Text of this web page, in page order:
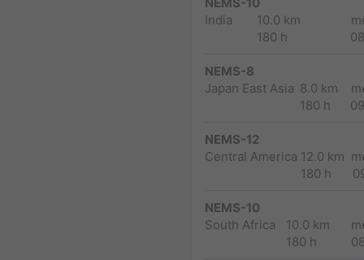
NEMS-10
India
10.0 km
180 h
NEMS-8
Japan East Asia 8.0 km
180 h
NEMS-12
Central America 12.0 km
180 h
NEMS-10
South Africa
10.0 km
180 h